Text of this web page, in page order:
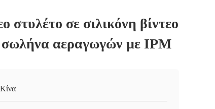
στυλέτο σε σιλικόνη βίντεο
αεραγωγών με IPM